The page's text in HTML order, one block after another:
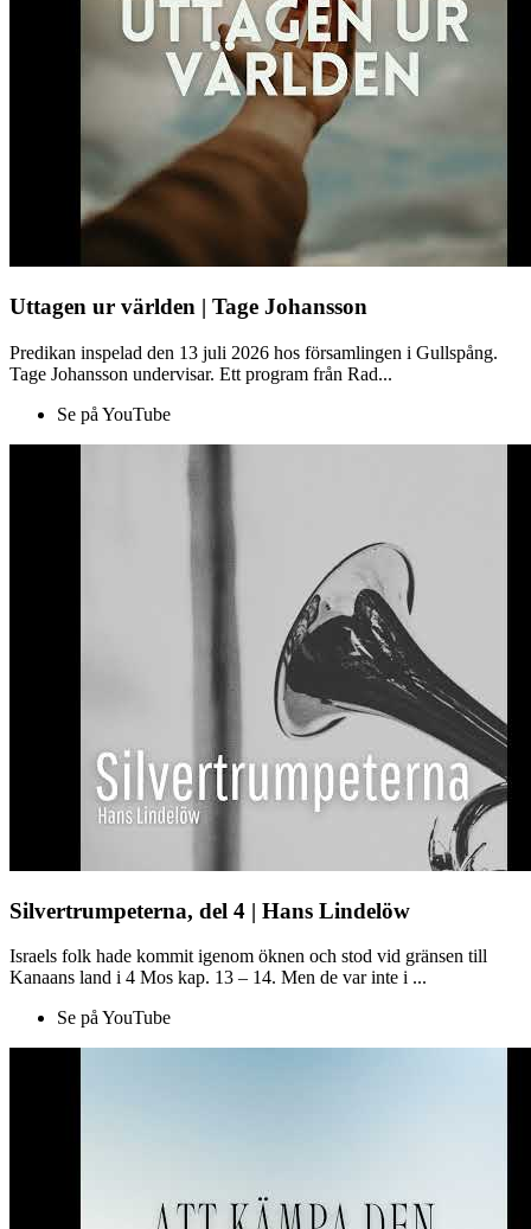
Uttagen ur världen | Tage Johansson
Predikan inspelad den 13 juli 2026 hos församlingen i Gullspång.
Tage Johansson undervisar. Ett program från Rad...
Se på YouTube
Silvertrumpeterna, del 4 | Hans Lindelöw
Israels folk hade kommit igenom öknen och stod vid gränsen till
Kanaans land i 4 Mos kap. 13 – 14. Men de var inte i ...
Se på YouTube